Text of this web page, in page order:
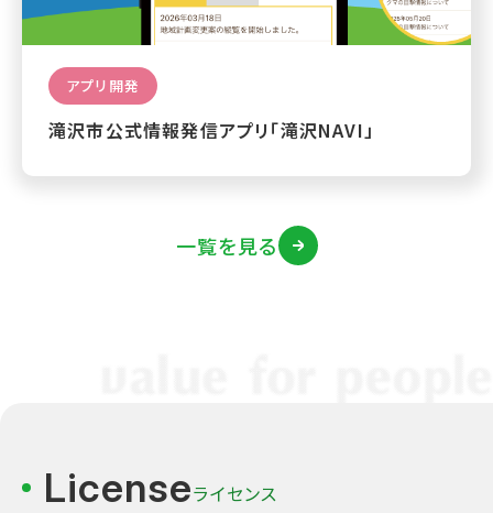
アプリ開発
滝沢市公式情報発信アプリ「滝沢NAVI」
一覧を見る
Licenseライセンス